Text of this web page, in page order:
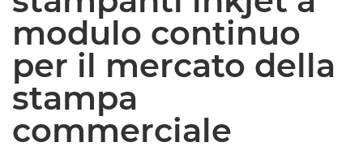
modulo continuo
per il mercato della
stampa
commerciale